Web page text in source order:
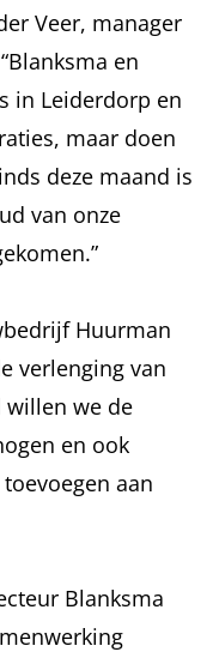
Veer, manager
en
in Leiderdorp en
maar doen
deze maand is
van onze
Huurman
verlenging van
willen we de
en ook
aan
Blanksma